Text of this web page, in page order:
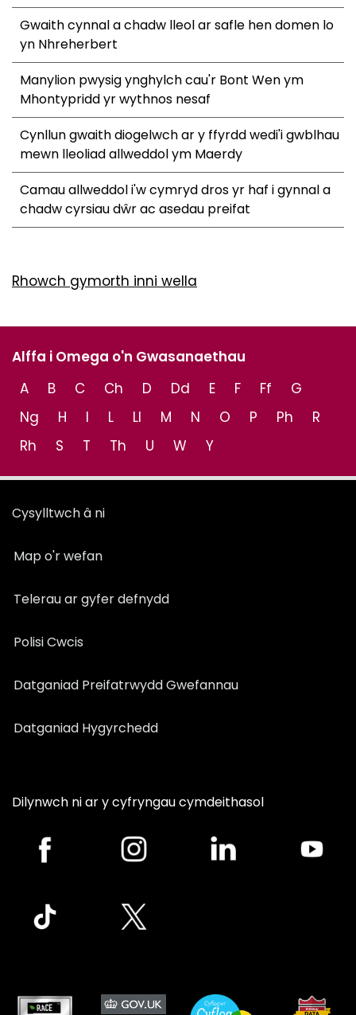
Gwaith cynnal a chadw lleol ar safle hen domen lo
yn Nhreherbert
Manylion pwysig ynghylch cau'r Bont Wen ym
Mhontypridd yr wythnos nesaf
Cynllun gwaith diogelwch ar y ffyrdd wedi'i gwblhau
mewn lleoliad allweddol ym Maerdy
Camau allweddol i'w cymryd dros yr haf i gynnal a
chadw cyrsiau dŵr ac asedau preifat
Rhowch gymorth inni wella
Alffa i Omega o'n Gwasanaethau
A
B C Ch D Dd E F Ff
G
Ng
H I L Ll M N O P Ph
R
Rh
S T Th U W Y
Cysylltwch â ni
Map o'r wefan
Telerau ar gyfer defnydd
Polisi Cwcis
Datganiad Preifatrwydd Gwefannau
Datganiad Hygyrchedd
Dilynwch ni ar y cyfryngau cymdeithasol